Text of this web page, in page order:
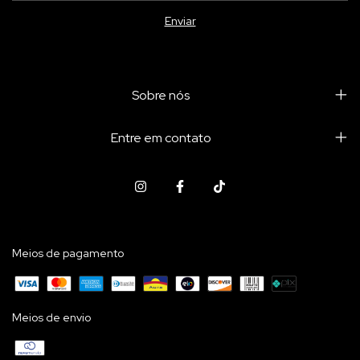
Sobre nós
Entre em contato
Meios de pagamento
Meios de envio